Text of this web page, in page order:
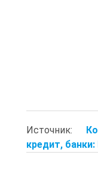
Источник:
кредит,